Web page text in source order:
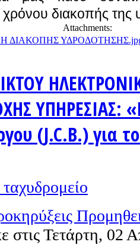
χρόνου διακοπής της
Attachments:
ΥΠΗΡΕΣΙΑΣ:
(J.C.B.) για
στις Τετάρτη, 02